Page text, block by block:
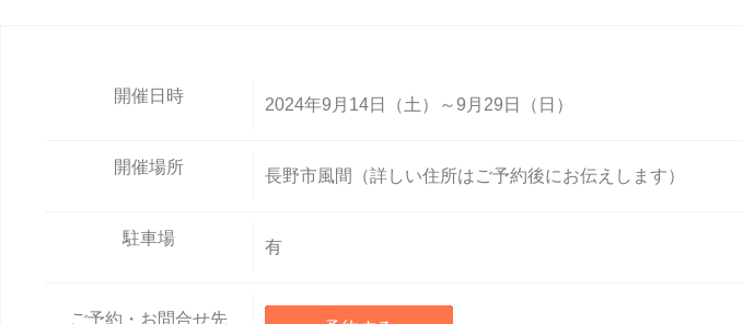
開催日時 2024年9月14日（土）～9月29日（日）
開催場所 長野市風間（詳しい住所はご予約後にお伝えします）
駐車場 有
ご予約・お問合せ先